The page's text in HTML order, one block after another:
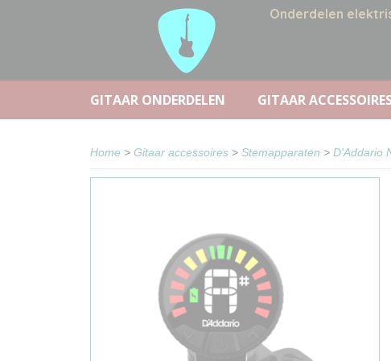
Onderdelen
GITAAR ONDERDELEN GITAAR
Home > Gitaar accessoires > Stemapparaten > D'Addario